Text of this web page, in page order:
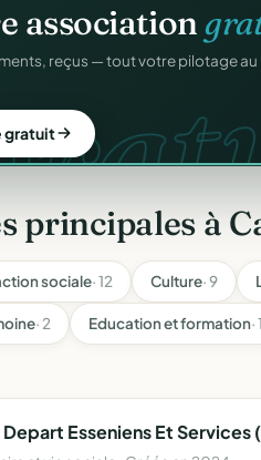
pour vos
des dons, relances, adhésions
principales à
sociale· 12 Culture· 9
· 2 Education et formation· 1
Esseniens Et Services